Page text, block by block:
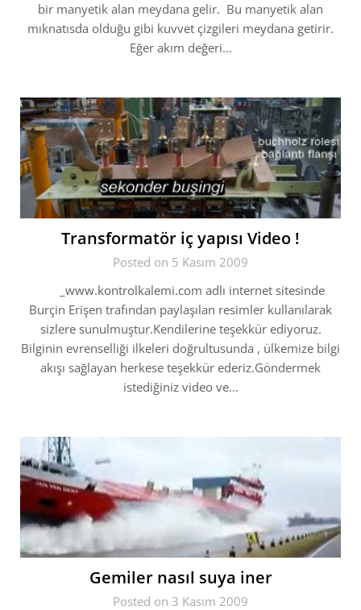
bir manyetik alan meydana gelir. Bu manyetik alan
mıknatısda olduğu gibi kuvvet çizgileri meydana getirir.
Eğer akım değeri…
Transformatör iç yapısı Video !
Posted on 5 Kasım 2009
_www.kontrolkalemi.com adlı internet sitesinde
Burçin Erişen trafından paylaşılan resimler kullanılarak
sizlere sunulmuştur.Kendilerine teşekkür ediyoruz.
Bilginin evrenselliği ilkeleri doğrultusunda , ülkemize bilgi
akışı sağlayan herkese teşekkür ederiz.Göndermek
istediğiniz video ve…
Gemiler nasıl suya iner
Posted on 3 Kasım 2009